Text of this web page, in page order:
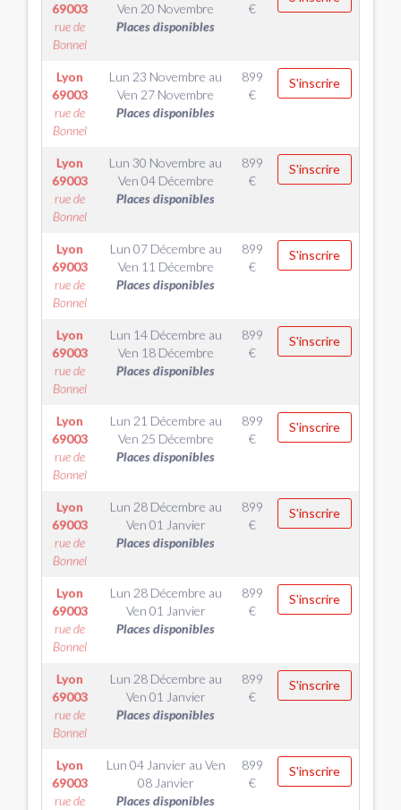
69003
rue de
Bonnel
Ven 20 Novembre
Places disponibles
€
Lyon
69003
rue de
Bonnel
Lun 23 Novembre au
Ven 27 Novembre
Places disponibles
899
€
S'inscrire
Lyon
69003
rue de
Bonnel
Lun 30 Novembre au
Ven 04 Décembre
Places disponibles
899
€
S'inscrire
Lyon
69003
rue de
Bonnel
Lun 07 Décembre au
Ven 11 Décembre
Places disponibles
899
€
S'inscrire
Lyon
69003
rue de
Bonnel
Lun 14 Décembre au
Ven 18 Décembre
Places disponibles
899
€
S'inscrire
Lyon
69003
rue de
Bonnel
Lun 21 Décembre au
Ven 25 Décembre
Places disponibles
899
€
S'inscrire
Lyon
69003
rue de
Bonnel
Lun 28 Décembre au
Ven 01 Janvier
Places disponibles
899
€
S'inscrire
Lyon
69003
rue de
Bonnel
Lun 28 Décembre au
Ven 01 Janvier
Places disponibles
899
€
S'inscrire
Lyon
69003
rue de
Bonnel
Lun 28 Décembre au
Ven 01 Janvier
Places disponibles
899
€
S'inscrire
Lyon
69003
rue de
Lun 04 Janvier au Ven
08 Janvier
Places disponibles
899
€
S'inscrire